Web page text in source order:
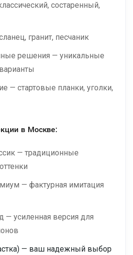
состаренный,
гранит, песчаник
решения — уникальные
— стартовые планки, уголки,
в Москве:
— традиционные
— фактурная имитация
— усиленная версия для
— ваш надежный выбор